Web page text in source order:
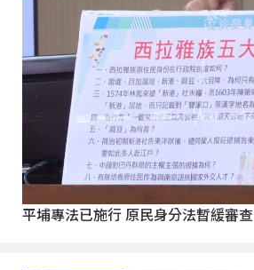
平埔專法已施行 原民身分法暫緩審查